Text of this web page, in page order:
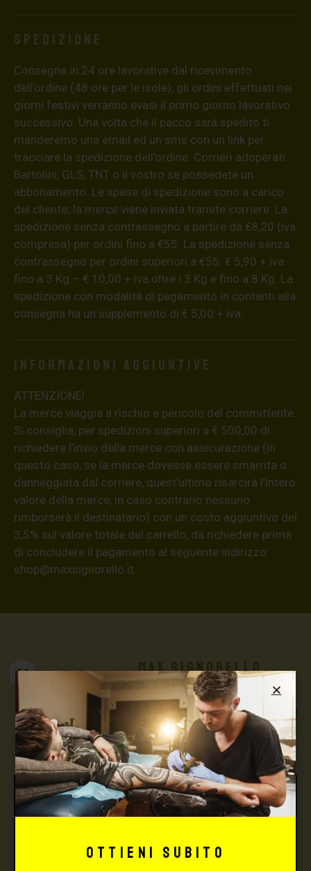
Spedizione
Consegna in 24 ore lavorative dal ricevimento
dell’ordine (48 ore per le isole), gli ordini effettuati nei
giorni festivi verranno evasi il primo giorno lavorativo
successivo. Una volta che il pacco sarà spedito ti
manderemo una email ed un sms con un link per
tracciare la spedizione dell’ordine. Corrieri adoperati:
Bartolini, GLS, TNT o il vostro se possedete un
abbonamento. Le spese di spedizione sono a carico
del cliente; la merce viene inviata tramite corriere. La
spedizione senza contrassegno a partire da €8,20 (iva
compresa) per ordini fino a €55. La spedizione senza
contrassegno per ordini superiori a €55: € 5,90 + iva
fino a 3 Kg – € 10,00 + iva oltre i 3 Kg e fino a 8 Kg. La
spedizione con modalità di pagamento in contanti alla
consegna ha un supplemento di € 5,00 + iva.
Informazioni aggiuntive
ATTENZIONE!
La merce viaggia a rischio e pericolo del committente.
Si consiglia, per spedizioni superiori a € 500,00 di
richiedere l’invio della merce con assicurazione (in
questo caso, se la merce dovesse essere smarrita o
danneggiata dal corriere, quest’ultimo risarcirà l’intero
valore della merce, in caso contrario nessuno
rimborserà il destinatario) con un costo aggiuntivo del
3,5% sul valore totale del carrello, da richiedere prima
di concludere il pagamento al seguente indirizzo:
shop@maxsignorello.it
Max Signorello
Tattoo Supply
TUTTO PER IL TUO
TATTOO STUDIO
Ottieni subito